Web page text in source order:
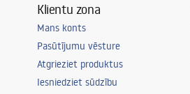
Klientu zona
Mans konts
Pasūtījumu vēsture
Atgrieziet produktus
Iesniedziet sūdzību